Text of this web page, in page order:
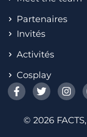
Partenaires
Invités
Activités
Cosplay
© 2026